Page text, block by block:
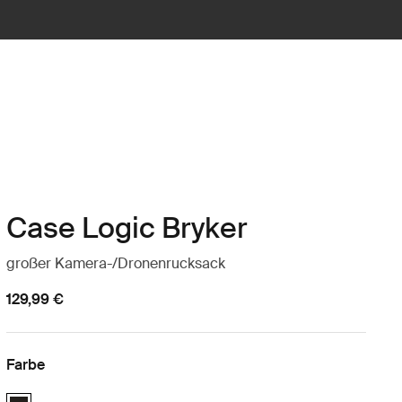
Case Logic Bryker
großer Kamera-/Dronenrucksack
129,99 €
Farbe
Case Logic Bryker Large Camera Backpack Schwarz (selected)